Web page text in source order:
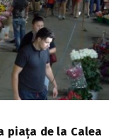
piața de la Calea